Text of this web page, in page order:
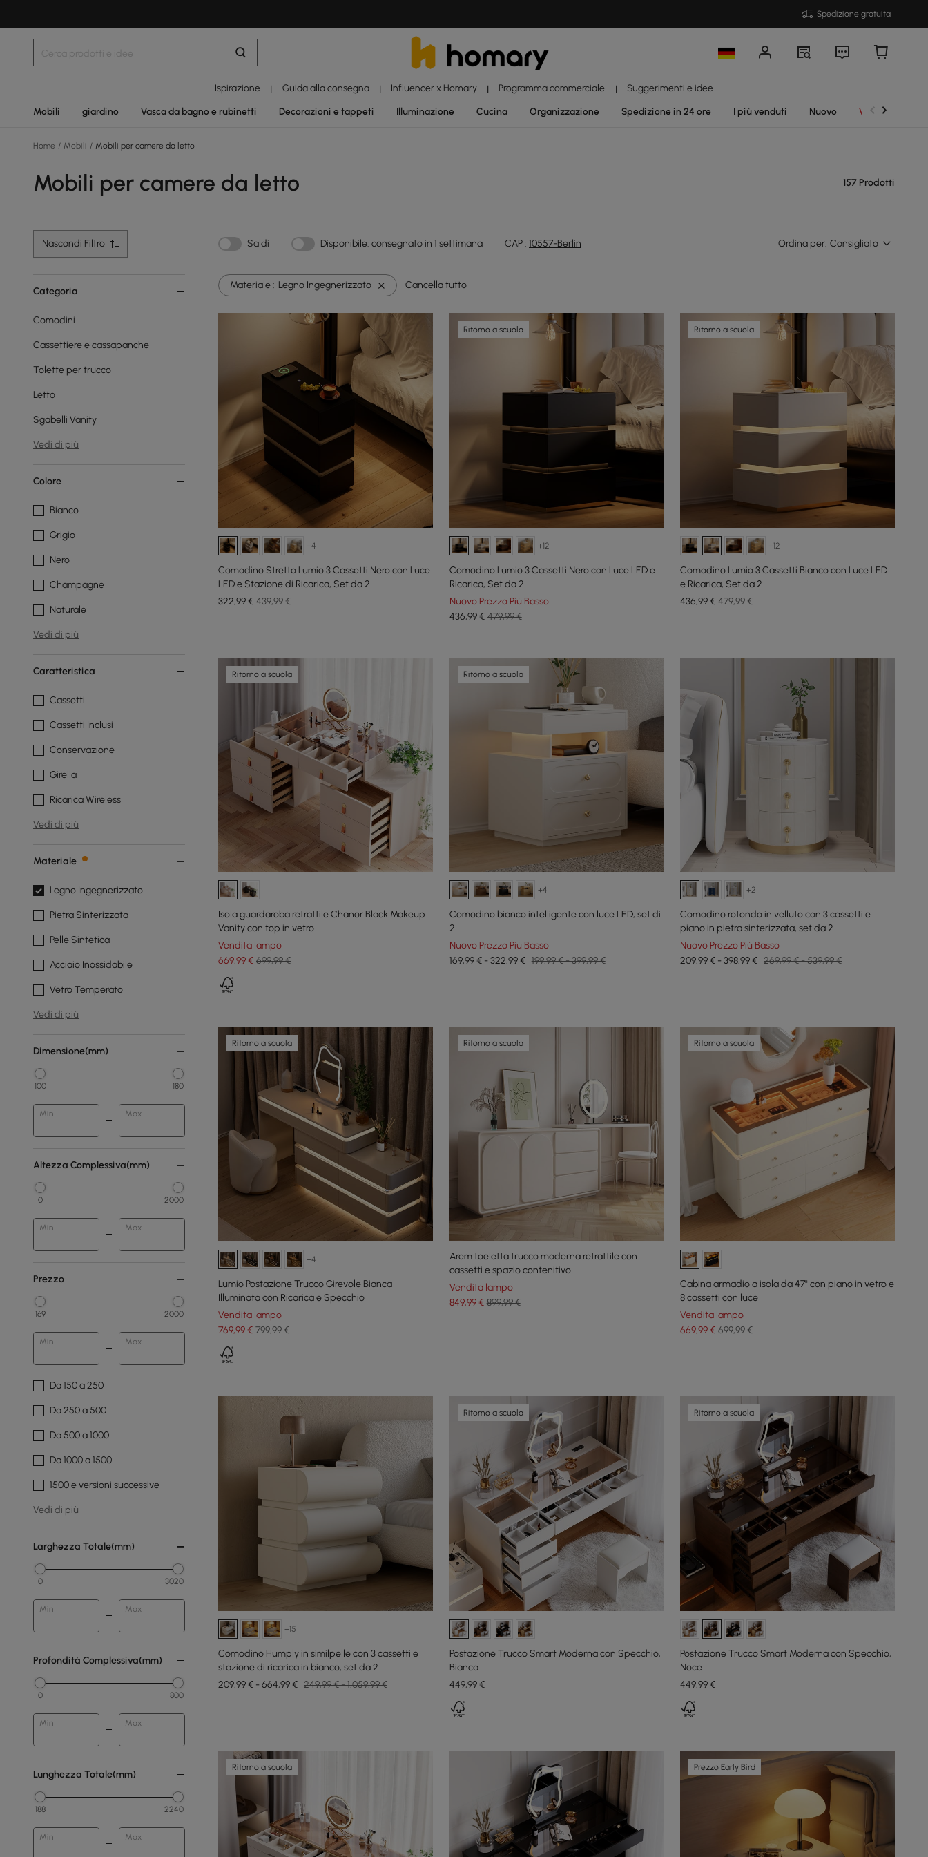
Spedizione gratuita
Ispirazione | Guida alla consegna | Influencer x Homary | Programma commerciale | Suggerimenti e idee
Mobili giardino Vasca da bagno e rubinetti Decorazioni e tappeti Illuminazione Cucina Organizzazione Spedizione in 24 ore I più venduti Nuovo Vendite
Home / Mobili / Mobili per camere da letto
Mobili per camere da letto 157 Prodotti
Nascondi Filtro Saldi Disponibile: consegnato in 1 settimana CAP : 10557-Berlin Ordina per: Consigliato
Categoria
Comodini
Cassettiere e cassapanche
Tolette per trucco
Letto
Sgabelli Vanity
Vedi di più
Colore
Bianco
Grigio
Nero
Champagne
Naturale
Vedi di più
Caratteristica
Cassetti
Cassetti Inclusi
Conservazione
Girella
Ricarica Wireless
Vedi di più
Materiale
Legno Ingegnerizzato
Pietra Sinterizzata
Pelle Sintetica
Acciaio Inossidabile
Vetro Temperato
Vedi di più
Dimensione(mm)
100 180
Min Max
Altezza Complessiva(mm)
0 2000
Min Max
Prezzo
169 2000
Min Max
Da 150 a 250
Da 250 a 500
Da 500 a 1000
Da 1000 a 1500
1500 e versioni successive
Vedi di più
Larghezza Totale(mm)
0 3020
Min Max
Profondità Complessiva(mm)
0 800
Min Max
Lunghezza Totale(mm)
188 2240
Min Max
Materiale : Legno Ingegnerizzato Cancella tutto
+4
Comodino Stretto Lumio 3 Cassetti Nero con Luce
LED e Stazione di Ricarica, Set da 2
322,99€ 439,99 €
Ritorno a scuola
+12
Comodino Lumio 3 Cassetti Nero con Luce LED e
Ricarica, Set da 2
Nuovo Prezzo Più Basso
436,99€ 479,99 €
Ritorno a scuola
+12
Comodino Lumio 3 Cassetti Bianco con Luce LED
e Ricarica, Set da 2
436,99€ 479,99 €
Ritorno a scuola
Isola guardaroba retrattile Chanor Black Makeup
Vanity con top in vetro
Vendita lampo
669,99€ 699,99 €
Ritorno a scuola
+4
Comodino bianco intelligente con luce LED, set di
2
Nuovo Prezzo Più Basso
169,99 € - 322,99 € 199,99 € - 399,99 €
+2
Comodino rotondo in velluto con 3 cassetti e
piano in pietra sinterizzata, set da 2
Nuovo Prezzo Più Basso
209,99 € - 398,99 € 269,99 € - 539,99 €
Ritorno a scuola
+4
Lumio Postazione Trucco Girevole Bianca
Illuminata con Ricarica e Specchio
Vendita lampo
769,99€ 799,99 €
Ritorno a scuola
Arem toeletta trucco moderna retrattile con
cassetti e spazio contenitivo
Vendita lampo
849,99€ 899,99 €
Ritorno a scuola
Cabina armadio a isola da 47" con piano in vetro e
8 cassetti con luce
Vendita lampo
669,99€ 699,99 €
+15
Comodino Humply in similpelle con 3 cassetti e
stazione di ricarica in bianco, set da 2
209,99 € - 664,99 € 249,99 € - 1.059,99 €
Ritorno a scuola
Postazione Trucco Smart Moderna con Specchio,
Bianca
449,99€
Ritorno a scuola
Postazione Trucco Smart Moderna con Specchio,
Noce
449,99€
Ritorno a scuola Prezzo Early Bird